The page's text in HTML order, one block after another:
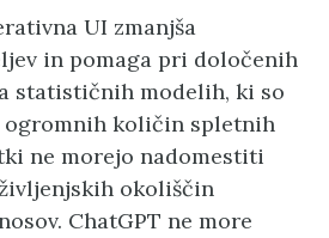
UI zmanjša
in pomaga pri določenih
statističnih modelih, ki so
količin spletnih
ne morejo nadomestiti
okoliščin
ChatGPT ne more